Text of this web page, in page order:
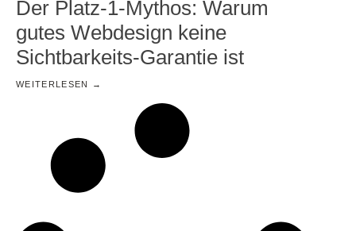
Der Platz-1-Mythos: Warum
gutes Webdesign keine
Sichtbarkeits-Garantie ist
WEITERLESEN →